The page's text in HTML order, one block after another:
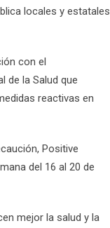
locales y estatales
con el
de la Salud que
reactivas en
Positive
del 16 al 20 de
mejor la salud y la